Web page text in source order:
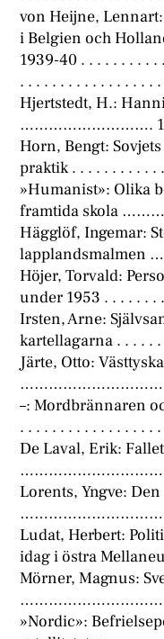
von Heijne,
i Belgien och
1939-40 . . . . . . . . . .
. . . . . . . . . . . . . . . . .
Hjertstedt, H.:
……………………….
Horn, Bengt:
praktik . . . . . . . . . . .
»Humanist»: Olika
framtida skola
Hägglöf, Ingemar:
Höjer, Torvald:
under 1953 . . . . . . .
Irsten, Arne:
kartellagarna . . . . . .
Järte, Otto:
–: Mordbrännaren
. . . . . . . . . . . . . . . . .
De Laval, Erik:
Lorents, Yngve:
…………………………
Ludat, Herbert:
idag i östra
Mörner, Magnus:
»Nordic»: